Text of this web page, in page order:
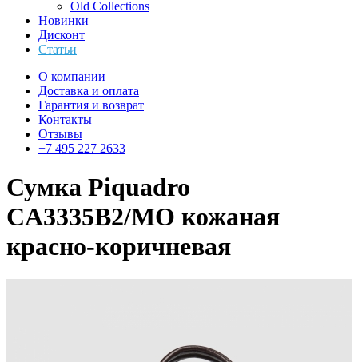
Old Collections
Новинки
Дисконт
Статьи
О компании
Доставка и оплата
Гарантия и возврат
Контакты
Отзывы
+7 495 227 2633
Сумка Piquadro
CA3335B2/MO кожаная
красно-коричневая